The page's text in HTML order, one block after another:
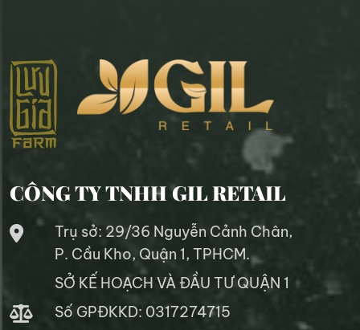
CÔNG TY TNHH GIL RETAIL
Trụ sở: 29/36 Nguyễn Cảnh Chân,
P. Cầu Kho, Quận 1, TPHCM.
SỞ KẾ HOẠCH VÀ ĐẦU TƯ QUẬN 1
Số GPĐKKD: 0317274715